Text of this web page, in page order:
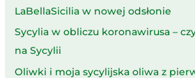
LaBellaSicilia w nowej odsłonie
Sycylia w obliczu koronawirusa –
na Sycylii
Oliwki i moja sycylijska oliwa z